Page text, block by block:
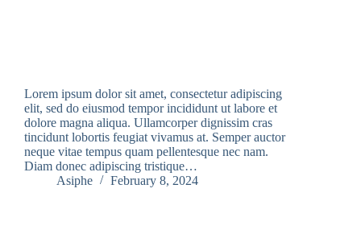
Lorem ipsum dolor sit amet, consectetur adipiscing
elit, sed do eiusmod tempor incididunt ut labore et
dolore magna aliqua. Ullamcorper dignissim cras
tincidunt lobortis feugiat vivamus at. Semper auctor
neque vitae tempus quam pellentesque nec nam.
Diam donec adipiscing tristique…
Asiphe
February 8, 2024